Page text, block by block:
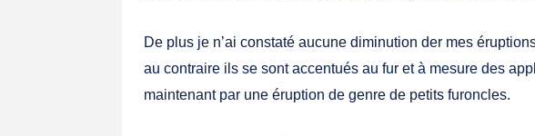
De plus je n’ai constaté aucune diminution der mes
au contraire ils se sont accentués au fur et à mesure des
maintenant par une éruption de genre de petits furoncles.